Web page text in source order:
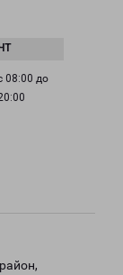
08:00 до